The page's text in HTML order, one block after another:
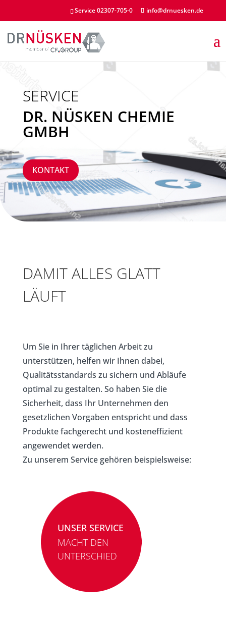
Service 02307-705-0 info@drnuesken.de
SERVICE
DR. NÜSKEN CHEMIE
GMBH
KONTAKT
DAMIT ALLES GLATT
LÄUFT
Um Sie in Ihrer täglichen Arbeit zu
unterstützen, helfen wir Ihnen dabei,
Qualitätsstandards zu sichern und Abläufe
optimal zu gestalten. So haben Sie die
Sicherheit, dass Ihr Unternehmen den
gesetzlichen Vorgaben entspricht und dass
Produkte fachgerecht und kosteneffizient
angewendet werden.
Zu unserem Service gehören beispielsweise:
UNSER SERVICE
MACHT DEN
UNTERSCHIED